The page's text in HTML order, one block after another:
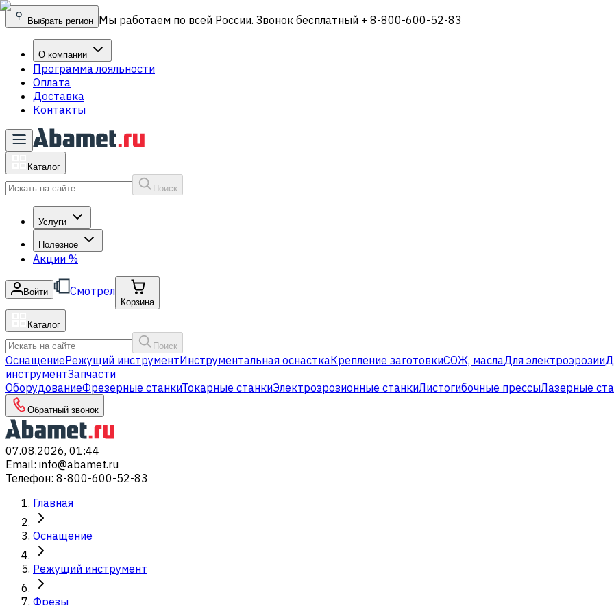
Выбрать регион Мы работаем по всей России. Звонок бесплатный + 8-800-600-52-83
О компании
Программа лояльности
Оплата
Доставка
Контакты
Каталог
Поиск
Услуги
Полезное
Акции %
Войти Смотрел
Корзина
Каталог
Поиск
ОснащениеРежущий инструментИнструментальная оснасткаКрепление заготовкиСОЖ, маслаДля электроэрозии
инструментЗапчасти
ОборудованиеФрезерные станкиТокарные станкиЭлектроэрозионные станкиЛистогибочные прессыЛазерные
Обратный звонок
07.08.2026, 01:44
Email: info@abamet.ru
Телефон: 8-800-600-52-83
Главная
Оснащение
Режущий инструмент
Фрезы